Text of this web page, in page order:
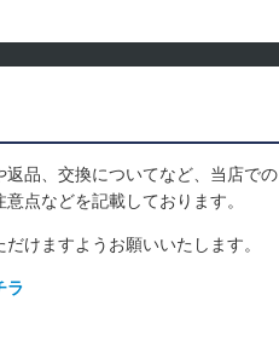
返品、交換についてなど、当店での
点などを記載しております。
けますようお願いいたします。
ラ